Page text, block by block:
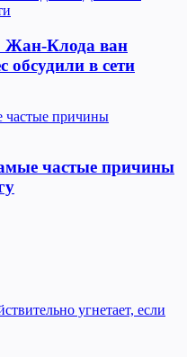
Жан-Клода ван
обсудили в сети
частые причины
угнетает, если